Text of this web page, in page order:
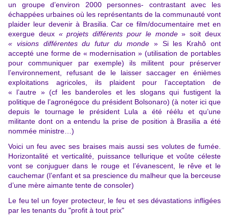
un groupe d’environ 2000 personnes- contrastant avec les
échappées urbaines où les représentants de la communauté vont
plaider leur devenir à Brasilia. Car ce film/documentaire met en
exergue deux « projets différents pour le monde» soit deux
« visions différentes du futur du monde» Si les Krahô ont
accepté une forme de « modernisation » (utilisation de portables
pour communiquer par exemple) ils militent pour préserver
l’environnement, refusant de le laisser saccager en énièmes
exploitations agricoles, ils plaident pour l’acceptation de
« l’autre » (cf les banderoles et les slogans qui fustigent la
politique de l’agronégoce du président Bolsonaro) (à noter ici que
depuis le tournage le président Lula a été réélu et qu’une
militante dont on a entendu la prise de position à Brasilia a été
nommée ministre…)
Voici un feu avec ses braises mais aussi ses volutes de fumée.
Horizontalité et verticalité, puissance tellurique et voûte céleste
vont se conjuguer dans le rouge et l’évanescent, le rêve et le
cauchemar (l’enfant et sa prescience du malheur que la berceuse
d’une mère aimante tente de consoler)
Le feu tel un foyer protecteur, le feu et ses dévastations infligées
par les tenants du "profit à tout prix"